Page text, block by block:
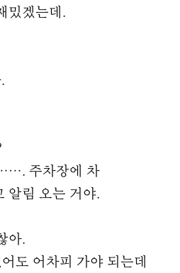
밌겠는데.
주차장에 차
알림 오는 거야.
아.
도 어차피 가야 되는데